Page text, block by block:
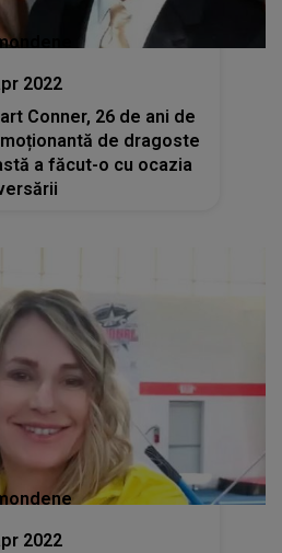
2022
Conner, 26 de ani de
de dragoste
a făcut-o cu ocazia
2022